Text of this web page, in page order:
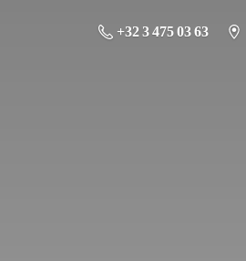
+32 3 475 03 63